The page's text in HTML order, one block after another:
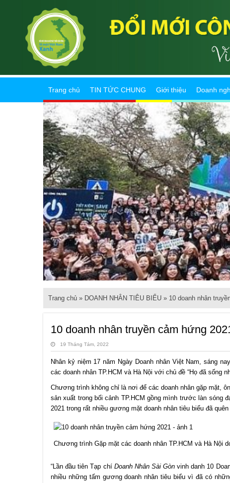
Trang chủ TIN TỨC CHUNG Giới thiệu Doanh
Trang chủ » DOANH NHÂN TIÊU BIỂU » 10 doanh nhân
10 doanh nhân truyền cảm hứng
19 Tháng Tám, 2022
Nhân kỷ niệm 17 năm Ngày Doanh nhân Việt Nam, sáng
các doanh nhân TP.HCM và Hà Nội với chủ đề “Họ đã sống
Chương trình không chỉ là nơi để các doanh nhân gặp mặt,
sản xuất trong bối cảnh TP.HCM gồng mình trước làn sóng
2021 trong rất nhiều gương mặt doanh nhân tiêu biểu đã
Chương trình Gặp mặt các doanh nhân TP.HCM và Hà Nội
“Lần đầu tiên Tạp chí Doanh Nhân Sài Gòn vinh danh 10
nhiều những tấm gương doanh nhân tiêu biểu vì đã có